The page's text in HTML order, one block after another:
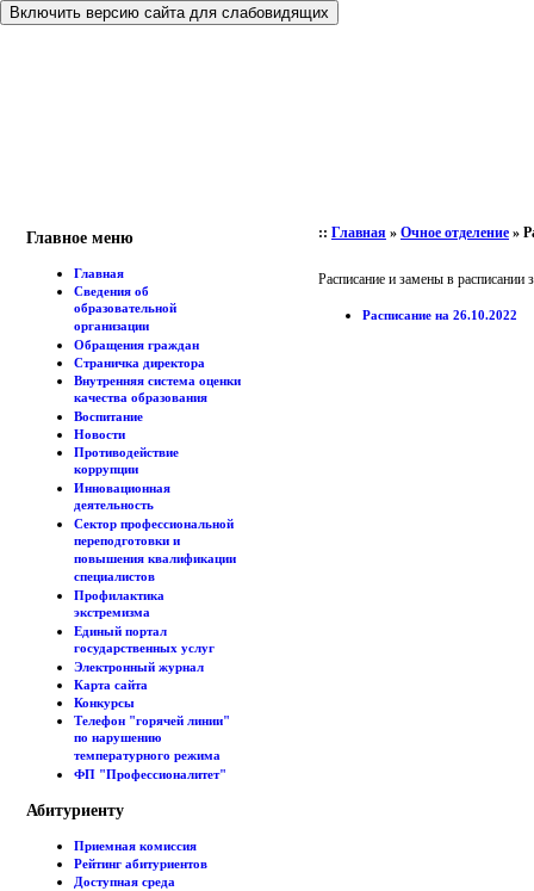
Включить версию сайта для слабовидящих
Главное меню
Главная
Сведения об
образовательной
организации
Обращения граждан
Страничка директора
Внутренняя система оценки
качества образования
Воспитание
Новости
Противодействие
коррупции
Инновационная
деятельность
Сектор профессиональной
переподготовки и
повышения квалификации
специалистов
Профилактика
экстремизма
Единый портал
государственных услуг
Электронный журнал
Карта сайта
Конкурсы
Телефон "горячей линии"
по нарушению
температурного режима
ФП "Профессионалитет"
Абитуриенту
Приемная комиссия
Рейтинг абитуриентов
Доступная среда
:: Главная » Очное отделение »
Расписание и замены в расписании
Расписание на 26.10.2022